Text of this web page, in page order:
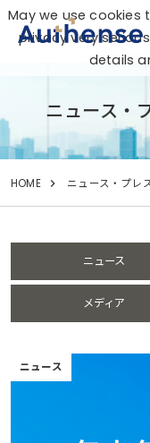
ニュース・
HOME ニュース・プレ
ニュース
メディア
ニュース
May we use cookies
privacy very
details